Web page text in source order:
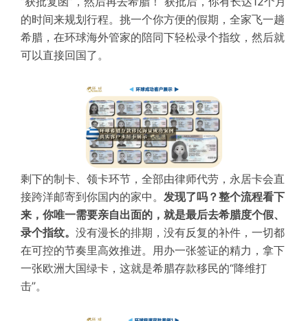
的时间来规划行程。挑一个你方便的假期，全家飞一趟
希腊，在环球海外管家的陪同下轻松录个指纹，然后就
可以直接回国了。
剩下的制卡、领卡环节，全部由律师代劳，永居卡会直
接跨洋邮寄到你国内的家中。 发现了吗？整个流程看下
来，你唯一需要亲自出面的，就是最后去希腊度个假、
录个指纹。 没有漫长的排期，没有反复的补件，一切都
在可控的节奏里高效推进。用办一张签证的精力，拿下
一张欧洲大国绿卡，这就是希腊存款移民的“降维打
击”。